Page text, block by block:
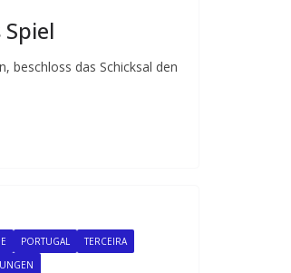
beschloss das Schicksal den
PORTUGAL
TERCEIRA